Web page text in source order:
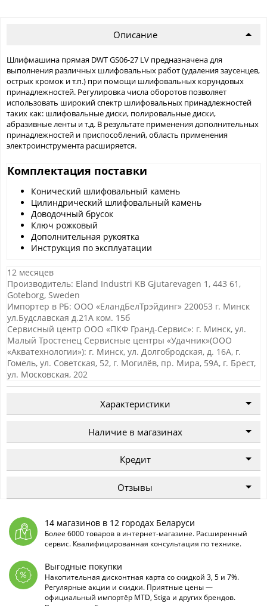
Описание
Шлифмашина прямая DWT GS06-27 LV предназначена для
выполнения различных шлифовальных работ (удаления заусенцев,
острых кромок и т.п.) при помощи шлифовальных корундовых
принадлежностей. Регулировка числа оборотов позволяет
использовать широкий спектр шлифовальных принадлежностей
таких как: шлифовальные диски, полировальные диски,
абразивные ленты и т.д. В результате применения дополнительных
принадлежностей и приспособлений, область применения
электроинструмента расширяется.
Комплектация поставки
Конический шлифовальный камень
Цилиндрический шлифовальный камень
Доводочный брусок
Ключ рожковый
Дополнительная рукоятка
Инструкция по эксплуатации
12 месяцев
Производитель: Eland Industri KB Gjutarevagen 1, 443 61,
Goteborg, Sweden
Импортер в РБ: ООО «ЕландБелТрэйдинг» 220053 г. Минск
ул.Будславская д.21А ком. 15б
Сервисный центр ООО «ПКФ Гранд-Сервис»: г. Минск, ул.
Малый Тростенец Сервисные центры «Удачник»(ООО
«Акватехнологии»): г. Минск, ул. Долгобродская, д. 16А, г.
Гомель, ул. Советская, 52, г. Могилёв, пр. Мира, 59А, г. Брест,
ул. Московская, 202
Характеристики
Наличие в магазинах
Кредит
Отзывы
14 магазинов в 12 городах Беларуси
Более 6000 товаров в интернет-магазине. Расширенный
сервис. Квалифицированная консультация по технике.
Выгодные покупки
Накопительная дисконтная карта со скидкой 3, 5 и 7%.
Регулярные акции и скидки. Приятные цены —
официальный импортёр MTD, Stiga и других брендов.